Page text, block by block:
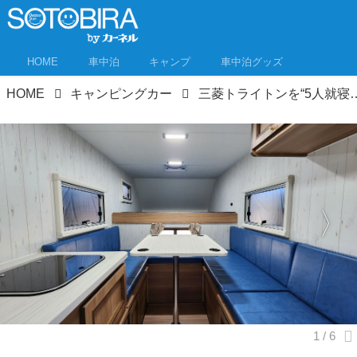
HOME 車中泊 キャンプ 車中泊グッズ
HOME キャンピングカー 三菱トライトンを“5人就寝可能